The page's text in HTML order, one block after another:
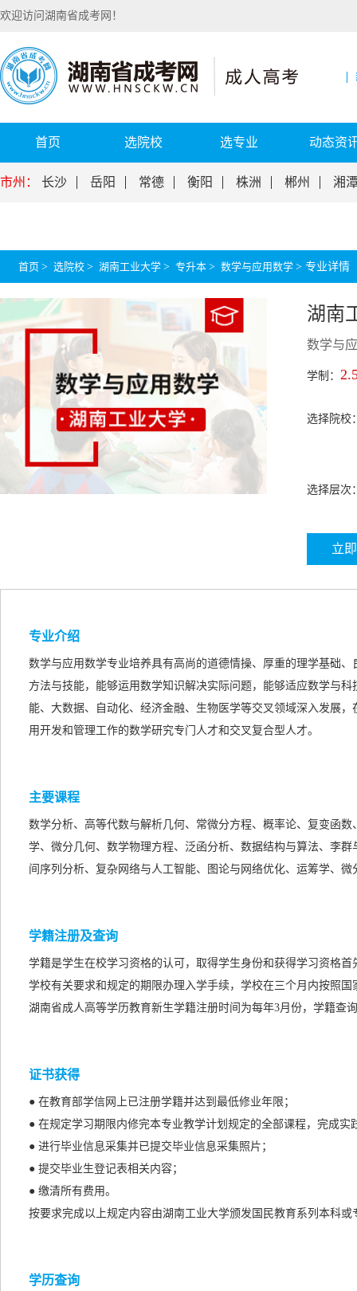
欢迎访问湖南省成考网！
首页 选院校 选专业 动态资
市州： 长沙 岳阳 常德 衡阳 株洲 郴州 湘
首页 > 选院校 > 湖南工业大学 > 专升本 > 数学与应用数学 > 专业详情
湖南
数学与
学制：
选择院校
选择层次
立
专业介绍
数学与应用数学专业培养具有高尚的道德情操、厚重的理学基础
方法与技能，能够运用数学知识解决实际问题，能够适应数学与
能、大数据、自动化、经济金融、生物医学等交叉领域深入发展
用开发和管理工作的数学研究专门人才和交叉复合型人才。
主要课程
数学分析、高等代数与解析几何、常微分方程、概率论、复变函
学、微分几何、数学物理方程、泛函分析、数据结构与算法、李
间序列分析、复杂网络与人工智能、图论与网络优化、运筹学、
学籍注册及查询
学籍是学生在校学习资格的认可，取得学生身份和获得学习资格
学校有关要求和规定的期限办理入学手续，学校在三个月内按照
湖南省成人高等学历教育新生学籍注册时间为每年3月份，学籍查
证书获得
● 在教育部学信网上已注册学籍并达到最低修业年限；
● 在规定学习期限内修完本专业教学计划规定的全部课程，完成
● 进行毕业信息采集并已提交毕业信息采集照片；
● 提交毕业生登记表相关内容；
● 缴清所有费用。
按要求完成以上规定内容由湖南工业大学颁发国民教育系列本科
学历查询